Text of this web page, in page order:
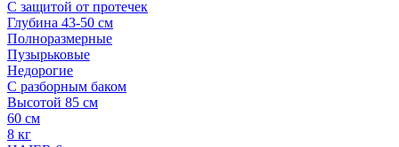
С защитой от протечек
Глубина 43-50 см
Полноразмерные
Пузырьковые
Недорогие
С разборным баком
Высотой 85 см
60 см
8 кг